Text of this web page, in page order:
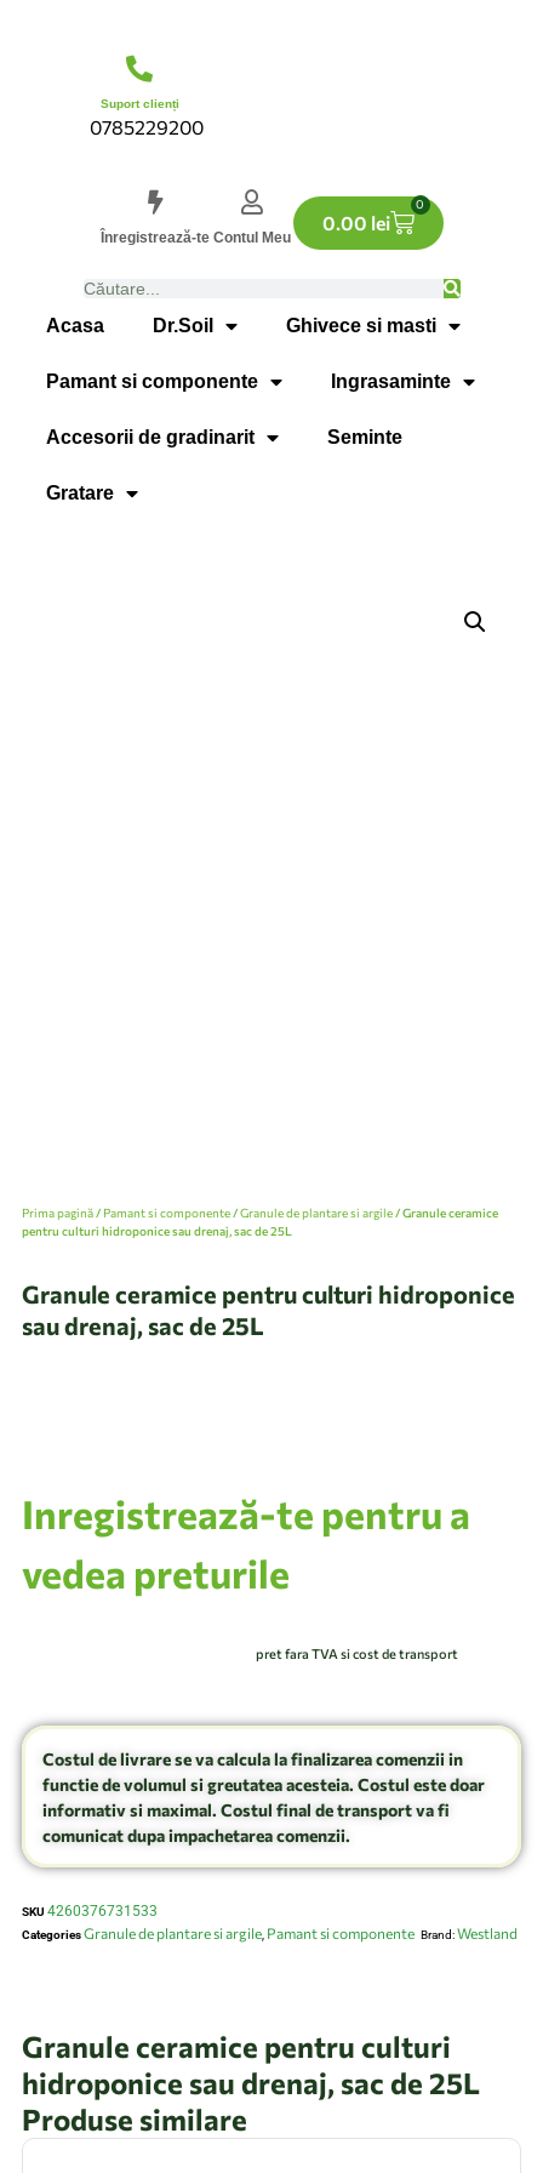
Suport clienți
0785229200
Înregistrează-te Contul Meu
0.00 lei
0
Acasa Dr.Soil Ghivece si masti
Pamant si componente Ingrasaminte
Accesorii de gradinarit Seminte
Gratare
Prima pagină/ Pamant si componente/Granule de plantare si argile/ Granule ceramice
pentru culturi hidroponice sau drenaj, sac de 25L
Granule ceramice pentru culturi hidroponice
sau drenaj, sac de 25L
Inregistrează-te pentru a
vedea preturile
pret fara TVA si cost de transport
Costul de livrare se va calcula la finalizarea comenzii in
functie de volumul si greutatea acesteia. Costul este doar
informativ si maximal. Costul final de transport va fi
comunicat dupa impachetarea comenzii.
SKU 4260376731533
CategoriesGranule de plantare si argile Pamant si componente Brand:Westland
Granule ceramice pentru culturi
hidroponice sau drenaj, sac de 25L
Produse similare